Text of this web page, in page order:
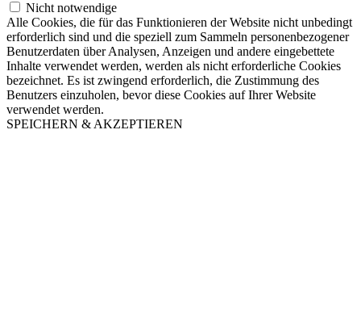
Nicht notwendige
Alle Cookies, die für das Funktionieren der Website nicht unbedingt
erforderlich sind und die speziell zum Sammeln personenbezogener
Benutzerdaten über Analysen, Anzeigen und andere eingebettete
Inhalte verwendet werden, werden als nicht erforderliche Cookies
bezeichnet. Es ist zwingend erforderlich, die Zustimmung des
Benutzers einzuholen, bevor diese Cookies auf Ihrer Website
verwendet werden.
SPEICHERN & AKZEPTIEREN